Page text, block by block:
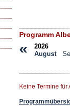
Programm
«
2026
August
Keine Termine